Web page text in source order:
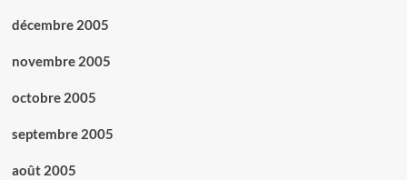
décembre 2005
novembre 2005
octobre 2005
septembre 2005
août 2005